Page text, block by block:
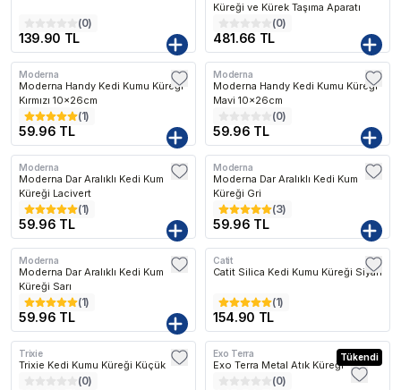
(0)
139.90 TL
Küreği ve Kürek Taşıma Aparatı
(0)
481.66 TL
Moderna
Moderna Handy Kedi Kumu Küreği
Kırmızı 10x26cm
(1)
59.96 TL
Moderna
Moderna Handy Kedi Kumu Küreği
Mavi 10x26cm
(0)
59.96 TL
Moderna
Moderna Dar Aralıklı Kedi Kum
Küreği Lacivert
(1)
59.96 TL
Moderna
Moderna Dar Aralıklı Kedi Kum
Küreği Gri
(3)
59.96 TL
Moderna
Moderna Dar Aralıklı Kedi Kum
Küreği Sarı
(1)
59.96 TL
Catit
Catit Silica Kedi Kumu Küreği Siyah
(1)
154.90 TL
Trixie
Trixie Kedi Kumu Küreği Küçük
(0)
Tükendi
Exo Terra
Exo Terra Metal Atık Küreği
(0)